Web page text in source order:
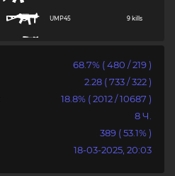
UMP45 9 kills
MP5NAVY 7 kills
4 kills
3 kills
68.7% ( 480 / 219 )
2.28 ( 733 / 322 )
18.8% ( 2012 / 10687 )
8 Ч.
389 ( 53.1% )
18-03-2025, 20:03